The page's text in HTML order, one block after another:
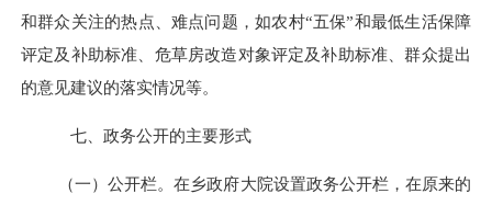
和群众关注的热点、难点问题，如农村“五保”和最低生活保障
评定及补助标准、危草房改造对象评定及补助标准、群众提出
的意见建议的落实情况等。
七、政务公开的主要形式
（一）公开栏。在乡政府大院设置政务公开栏，在原来的